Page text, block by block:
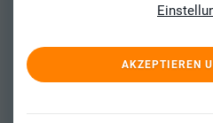
AKZEPTIEREN